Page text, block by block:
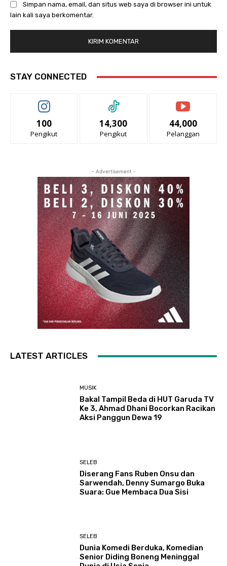
Simpan nama, email, dan situs web saya di browser ini untuk
lain kali saya berkomentar.
STAY CONNECTED
100
Pengikut
14,300
Pengikut
44,000
Pelanggan
- Advertisement -
LATEST ARTICLES
MUSIK
Bakal Tampil Beda di HUT Garuda TV
Ke 3, Ahmad Dhani Bocorkan Racikan
Aksi Panggun Dewa 19
SELEB
Diserang Fans Ruben Onsu dan
Sarwendah, Denny Sumargo Buka
Suara: Gue Membaca Dua Sisi
SELEB
Dunia Komedi Berduka, Komedian
Senior Diding Boneng Meninggal